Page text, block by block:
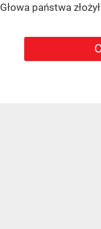
Głowa państwa